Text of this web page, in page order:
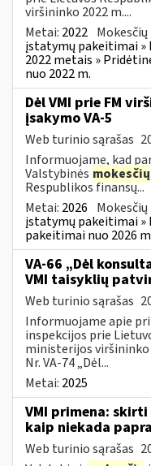
viršininko 2022 m....
Metai: 2022
įstatymų pakeitimai
2022 metais »
nuo 2022 m.
Dėl VMI prie FM
įsakymo VA-5
Web turinio sąrašas
Informuojame, kad
Valstybinės mokesčių
Respublikos finansų...
Metai: 2026
įstatymų pakeitimai »
pakeitimai nuo 2026
VA-66 „Dėl
VMI taisyklių
Web turinio sąrašas
Informuojame apie
inspekcijos prie
ministerijos viršininko
Nr. VA-74 „Dėl...
Metai: 2025
VMI primena: skirti
kaip niekada
Web turinio sąrašas